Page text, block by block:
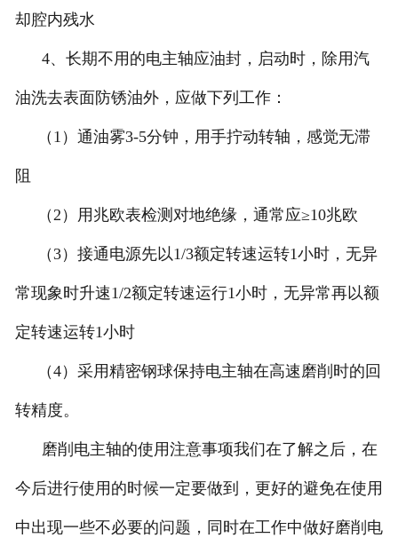
却腔内残水
4、长期不用的电主轴应油封，启动时，除用汽
油洗去表面防锈油外，应做下列工作：
（1）通油雾3-5分钟，用手拧动转轴，感觉无滞
阻
（2）用兆欧表检测对地绝缘，通常应≥10兆欧
（3）接通电源先以1/3额定转速运转1小时，无异
常现象时升速1/2额定转速运行1小时，无异常再以额
定转速运转1小时
（4）采用精密钢球保持电主轴在高速磨削时的回
转精度。
磨削电主轴的使用注意事项我们在了解之后，在
今后进行使用的时候一定要做到，更好的避免在使用
中出现一些不必要的问题，同时在工作中做好磨削电